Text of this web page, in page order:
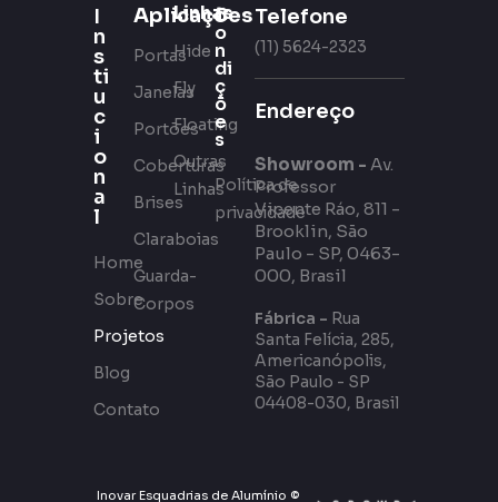
I
n
s
ti
u
c
i
o
n
a
l
Home
Sobre
Projetos
Blog
Contato
Aplicações
Portas
Janelas
Portões
Coberturas
Brises
Claraboias
Guarda-
Corpos
Linhas
Hide
Fly
Floating
Outras
Linhas
C
o
n
di
ç
õ
e
s
Política de
privacidade
Telefone
(11) 5624-2323
Endereço
Showroom - Av.
Professor
Vicente Ráo, 811 -
Brooklin, São
Paulo - SP, 0463-
000, Brasil
Fábrica - Rua
Santa Felícia, 285,
Americanópolis,
São Paulo - SP
04408-030, Brasil
Inovar Esquadrias de Alumínio ©